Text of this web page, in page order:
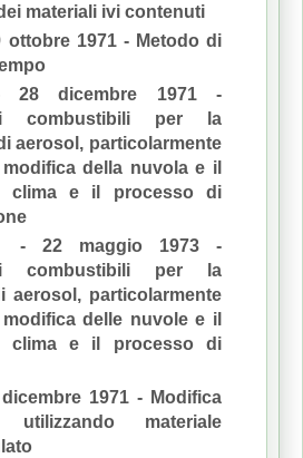
materiali ivi contenuti
ottobre 1971 - Metodo di
dicembre 1971 -
combustibili per la
aerosol, particolarmente
della nuvola e il
clima e il processo di
22 maggio 1973 -
combustibili per la
aerosol, particolarmente
delle nuvole e il
clima e il processo di
1971 - Modifica
materiale